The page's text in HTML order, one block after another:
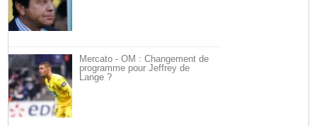
Mercato - OM : Changement de
programme pour Jeffrey de
Lange ?